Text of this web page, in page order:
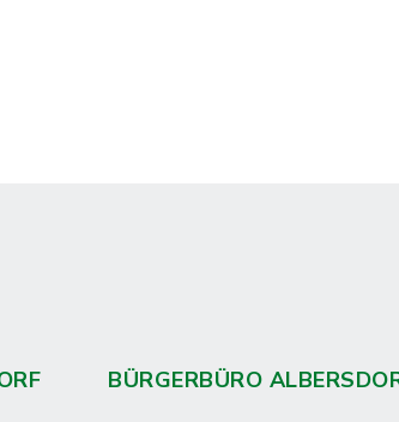
BÜRGERBÜRO